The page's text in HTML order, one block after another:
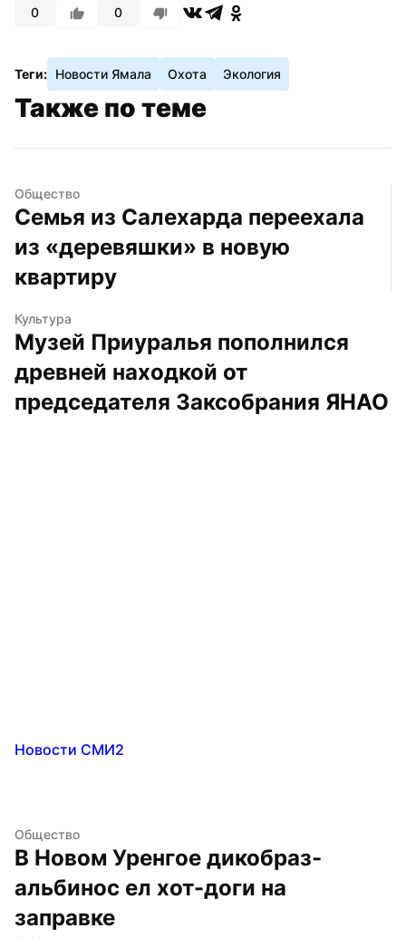
0 0
Теги: Новости Ямала Охота Экология
Также по теме
Общество
Семья из Салехарда переехала
из «деревяшки» в новую
квартиру
Культура
Музей Приуралья пополнился
древней находкой от
председателя Заксобрания ЯНАО
Новости СМИ2
Общество
В Новом Уренгое дикобраз-
альбинос ел хот-доги на
заправке